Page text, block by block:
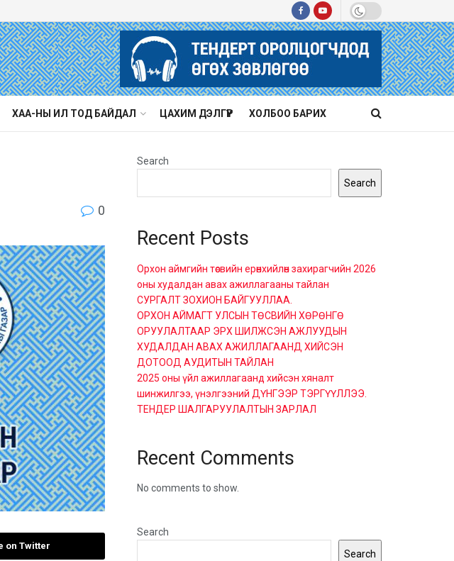
ХАА-НЫ ИЛ ТОД БАЙДАЛ ЦАХИМ ДЭЛГҮҮР ХОЛБОО БАРИХ
0
on Twitter
Search
Search
Recent Posts
Орхон аймгийн төсвийн ерөнхийлөн захирагчийн 2026
оны худалдан авах ажиллагааны тайлан
СУРГАЛТ ЗОХИОН БАЙГУУЛЛАА.
ОРХОН АЙМАГТ УЛСЫН ТӨСВИЙН ХӨРӨНГӨ
ОРУУЛАЛТААР ЭРХ ШИЛЖСЭН АЖЛУУДЫН
ХУДАЛДАН АВАХ АЖИЛЛАГААНД ХИЙСЭН
ДОТООД АУДИТЫН ТАЙЛАН
2025 оны үйл ажиллагаанд хийсэн хяналт
шинжилгээ, үнэлгээний ДҮНГЭЭР ТЭРГҮҮЛЛЭЭ.
ТЕНДЕР ШАЛГАРУУЛАЛТЫН ЗАРЛАЛ
Recent Comments
No comments to show.
Search
Search